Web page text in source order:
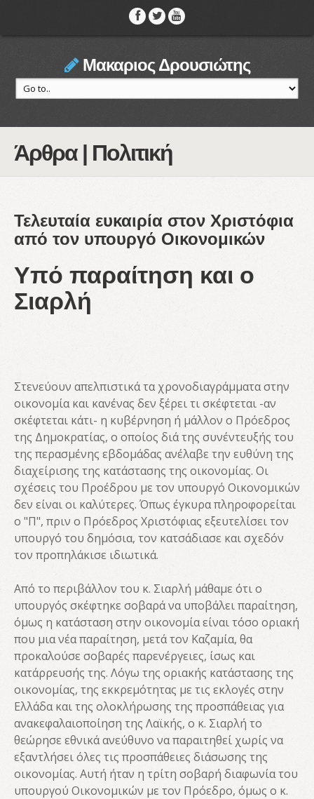
Μακαριος Δρουσιώτης
Άρθρα | Πολιτική
Τελευταία ευκαιρία στον Χριστόφια
από τον υπουργό Οικονομικών
Υπό παραίτηση και ο
Σιαρλή
Στενεύουν απελπιστικά τα χρονοδιαγράμματα στην
οικονομία και κανένας δεν ξέρει τι σκέφτεται -αν
σκέφτεται κάτι- η κυβέρνηση ή μάλλον ο Πρόεδρος
της Δημοκρατίας, ο οποίος διά της συνέντευξής του
της περασμένης εβδομάδας ανέλαβε την ευθύνη της
διαχείρισης της κατάστασης της οικονομίας. Οι
σχέσεις του Προέδρου με τον υπουργό Οικονομικών
δεν είναι οι καλύτερες. Όπως έγκυρα πληροφορείται
ο "Π", πριν ο Πρόεδρος Χριστόφιας εξευτελίσει τον
υπουργό του δημόσια, τον κατσάδιασε και σχεδόν
τον προπηλάκισε ιδιωτικά.
Από το περιβάλλον του κ. Σιαρλή μάθαμε ότι ο
υπουργός σκέφτηκε σοβαρά να υποβάλει παραίτηση,
όμως η κατάσταση στην οικονομία είναι τόσο οριακή
που μια νέα παραίτηση, μετά τον Καζαμία, θα
προκαλούσε σοβαρές παρενέργειες, ίσως και
κατάρρευσής της. Λόγω της οριακής κατάστασης της
οικονομίας, της εκκρεμότητας με τις εκλογές στην
Ελλάδα και της ολοκλήρωσης της προσπάθειας για
ανακεφαλαιοποίηση της Λαϊκής, ο κ. Σιαρλή το
θεώρησε εθνικά ανεύθυνο να παραιτηθεί χωρίς να
εξαντλήσει όλες τις προσπάθειες διάσωσης της
οικονομίας. Αυτή ήταν η τρίτη σοβαρή διαφωνία του
υπουργού Οικονομικών με τον Πρόεδρο, όμως ο κ.